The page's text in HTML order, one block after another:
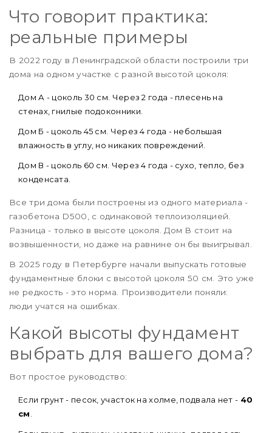
Что говорит практика:
реальные примеры
В 2022 году в Ленинградской области построили три
дома на одном участке с разной высотой цоколя:
Дом А - цоколь 30 см. Через 2 года - плесень на
стенах, гнилые подоконники.
Дом Б - цоколь 45 см. Через 4 года - небольшая
влажность в углу, но никаких повреждений.
Дом В - цоколь 60 см. Через 4 года - сухо, тепло, без
конденсата.
Все три дома были построены из одного материала -
газобетона D500, с одинаковой теплоизоляцией.
Разница - только в высоте цоколя. Дом В стоит на
возвышенности, но даже на равнине он бы выигрывал.
В 2025 году в Петербурге начали выпускать готовые
фундаментные блоки с высотой цоколя 50 см. Это уже
не редкость - это норма. Производители поняли:
люди учатся на ошибках.
Какой высоты фундамент
выбрать для вашего дома?
Вот простое руководство:
Если грунт - песок, участок на холме, подвала нет - 40
см